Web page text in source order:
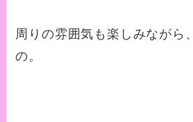
周りの雰囲気も楽しみながら
の。